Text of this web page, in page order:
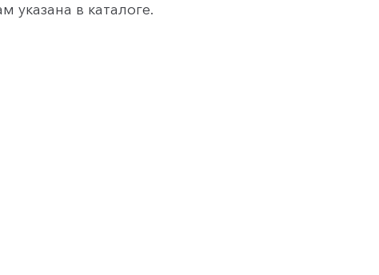
в каталоге.